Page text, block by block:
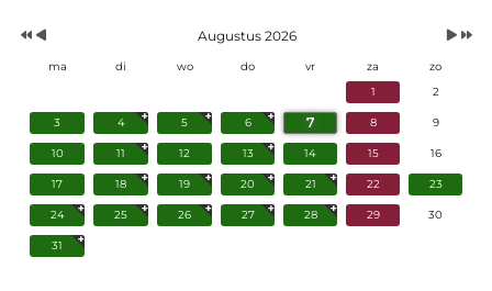
Augustus 2026
ma di wo do vr za
zo
1
2
3 4 5 6 7 8 9
10 11 12 13 14 15 16
17 18 19 20 21 22 23
24 25 26 27 28 29 30
31